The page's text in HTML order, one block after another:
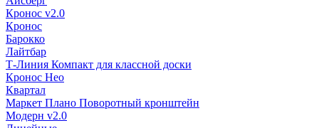
Кронос v2.0
Кронос
Барокко
Лайтбар
Т-Линия Компакт для классной доски
Кронос Нео
Квартал
Маркет Плано Поворотный кронштейн
Модерн v2.0